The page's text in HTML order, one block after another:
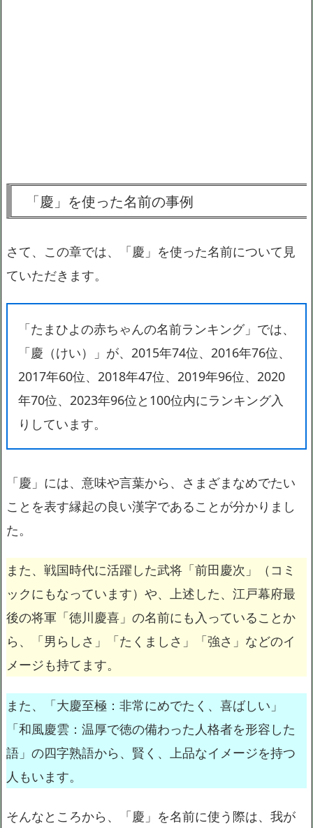
「慶」を使った名前の事例
さて、この章では、「慶」を使った名前について見
ていただきます。
「たまひよの赤ちゃんの名前ランキング」では、
「慶（けい）」が、2015年74位、2016年76位、
2017年60位、2018年47位、2019年96位、2020
年70位、2023年96位と100位内にランキング入
りしています。
「慶」には、意味や言葉から、さまざまなめでたい
ことを表す縁起の良い漢字であることが分かりまし
た。
また、戦国時代に活躍した武将「前田慶次」（コミ
ックにもなっています）や、上述した、江戸幕府最
後の将軍「徳川慶喜」の名前にも入っていることか
ら、「男らしさ」「たくましさ」「強さ」などのイ
メージも持てます。
また、「大慶至極：非常にめでたく、喜ばしい」
「和風慶雲：温厚で徳の備わった人格者を形容した
語」の四字熟語から、賢く、上品なイメージを持つ
人もいます。
そんなところから、「慶」を名前に使う際は、我が